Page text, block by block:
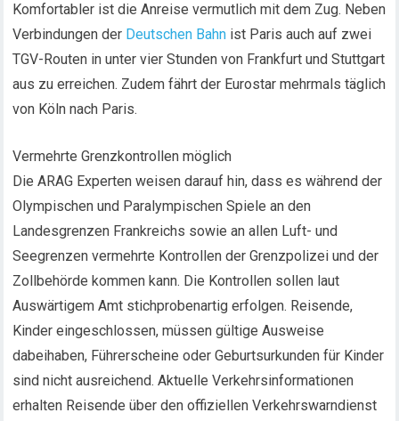
Komfortabler ist die Anreise vermutlich mit dem Zug. Neben
Verbindungen der Deutschen Bahn ist Paris auch auf zwei
TGV-Routen in unter vier Stunden von Frankfurt und Stuttgart
aus zu erreichen. Zudem fährt der Eurostar mehrmals täglich
von Köln nach Paris.
Vermehrte Grenzkontrollen möglich
Die ARAG Experten weisen darauf hin, dass es während der
Olympischen und Paralympischen Spiele an den
Landesgrenzen Frankreichs sowie an allen Luft- und
Seegrenzen vermehrte Kontrollen der Grenzpolizei und der
Zollbehörde kommen kann. Die Kontrollen sollen laut
Auswärtigem Amt stichprobenartig erfolgen. Reisende,
Kinder eingeschlossen, müssen gültige Ausweise
dabeihaben, Führerscheine oder Geburtsurkunden für Kinder
sind nicht ausreichend. Aktuelle Verkehrsinformationen
erhalten Reisende über den offiziellen Verkehrswarndienst